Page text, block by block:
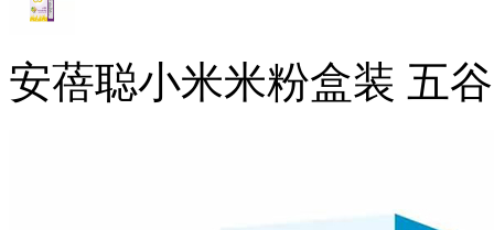
安蓓聪小米米粉盒装 五